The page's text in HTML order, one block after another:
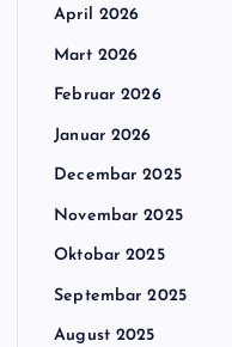
April 2026
Mart 2026
Februar 2026
Januar 2026
Decembar 2025
Novembar 2025
Oktobar 2025
Septembar 2025
August 2025